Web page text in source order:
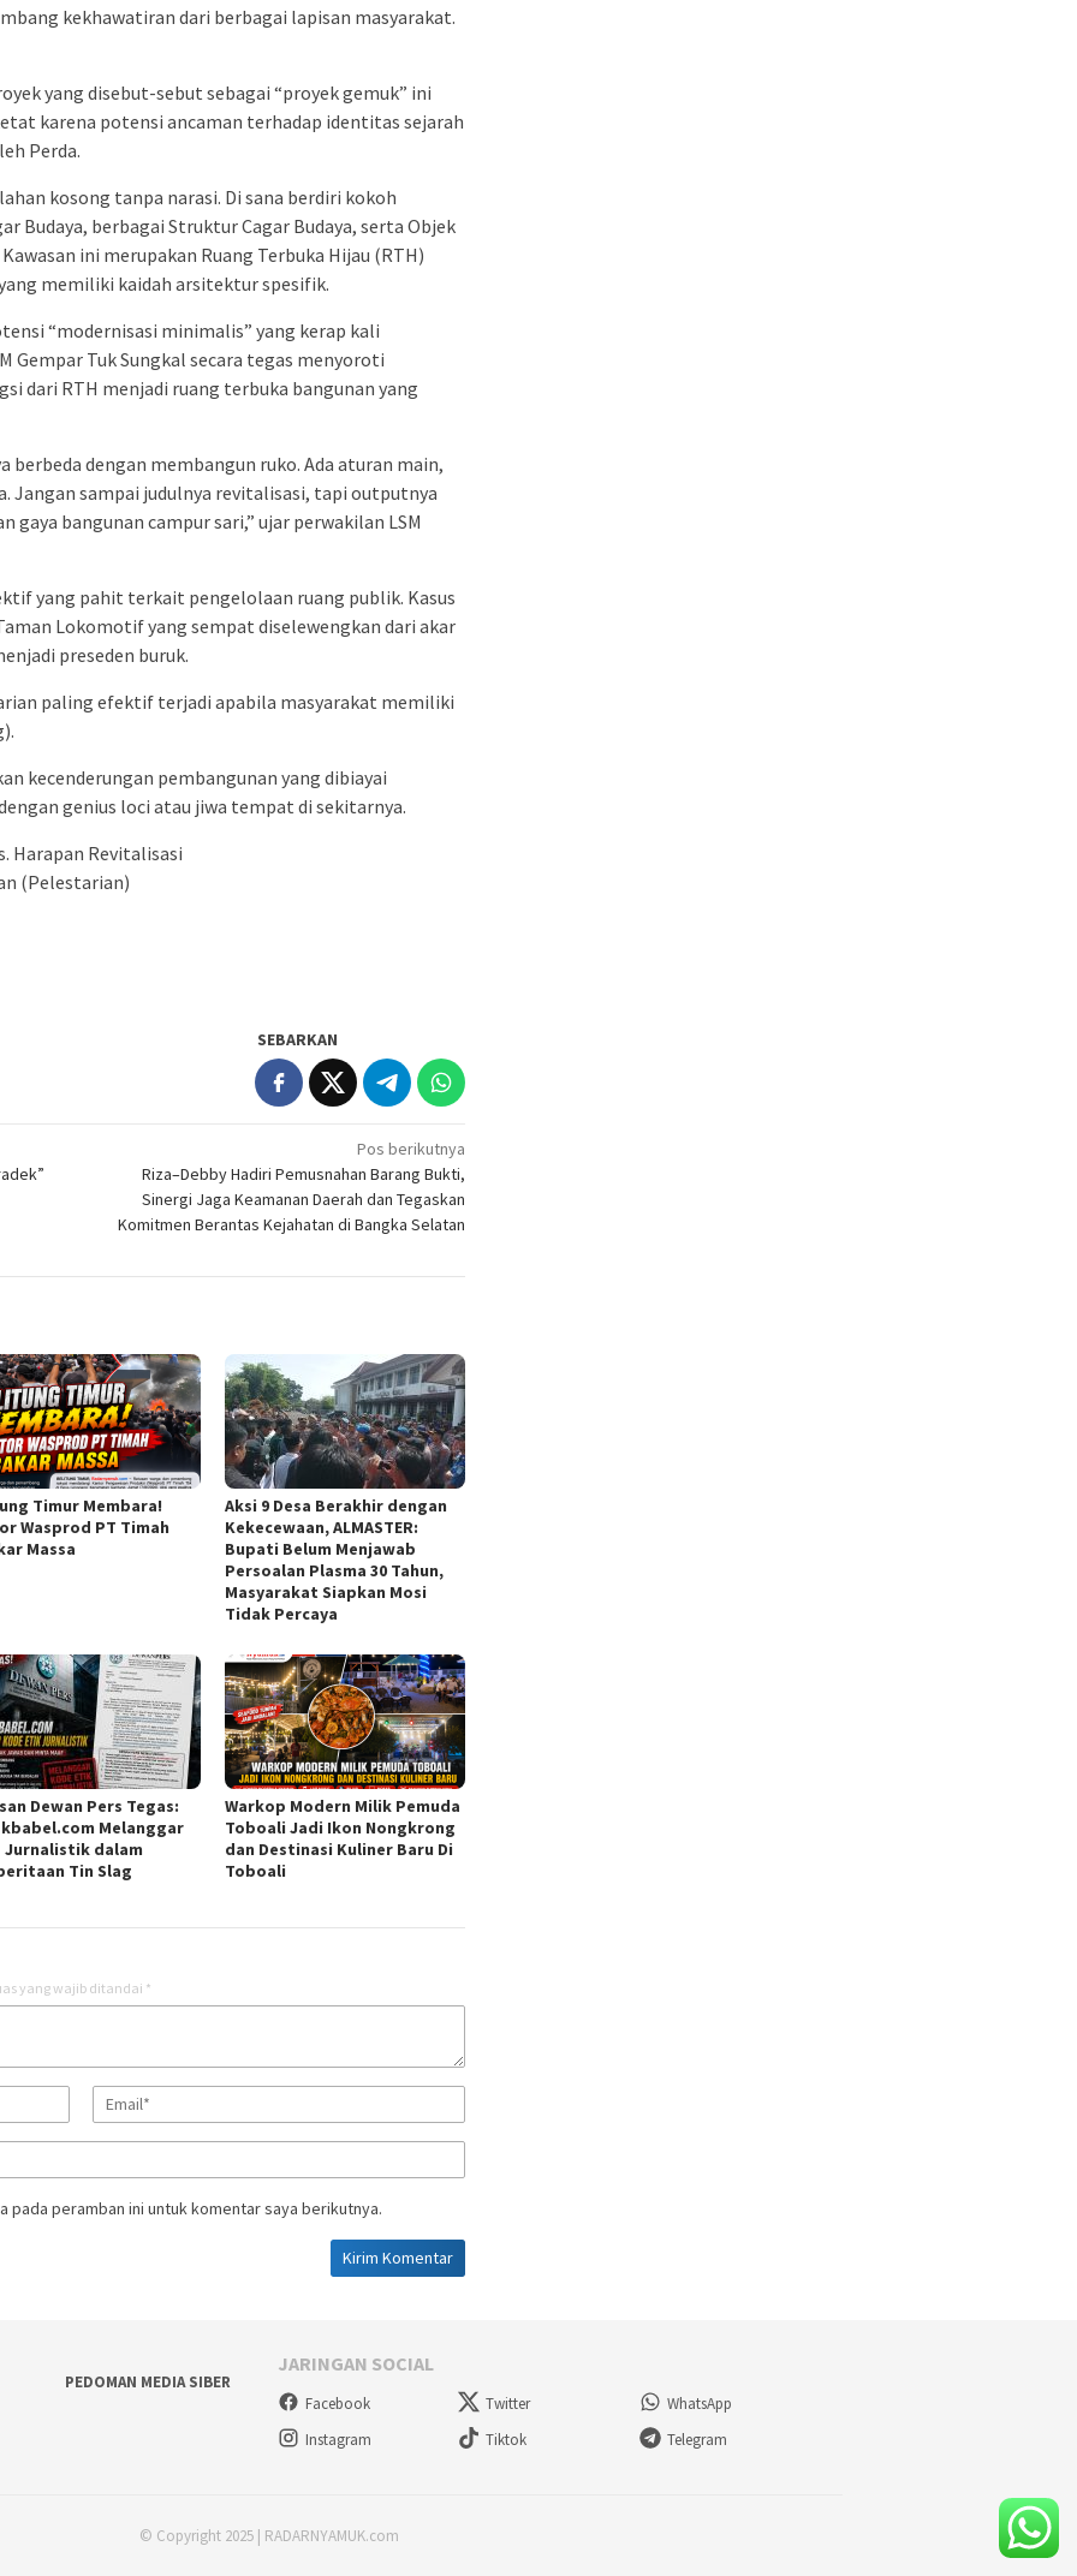
kekhawatiran dari berbagai lapisan masyarakat.
yang disebut-sebut sebagai “proyek gemuk” ini
karena potensi ancaman terhadap identitas sejarah
Perda.
kosong tanpa narasi. Di sana berdiri kokoh
Budaya, berbagai Struktur Cagar Budaya, serta Objek
ini merupakan Ruang Terbuka Hijau (RTH)
memiliki kaidah arsitektur spesifik.
“modernisasi minimalis” yang kerap kali
Gempar Tuk Sungkal secara tegas menyoroti
dari RTH menjadi ruang terbuka bangunan yang
berbeda dengan membangun ruko. Ada aturan main,
Jangan sampai judulnya revitalisasi, tapi outputnya
gaya bangunan campur sari,” ujar perwakilan LSM
yang pahit terkait pengelolaan ruang publik. Kasus
Lokomotif yang sempat diselewengkan dari akar
preseden buruk.
paling efektif terjadi apabila masyarakat memiliki
kecenderungan pembangunan yang dibiayai
genius loci atau jiwa tempat di sekitarnya.
Harapan Revitalisasi
(Pelestarian)
SEBARKAN
Pos berikutnya
Riza–Debby Hadiri Pemusnahan Barang Bukti,
Sinergi Jaga Keamanan Daerah dan Tegaskan
Komitmen Berantas Kejahatan di Bangka Selatan
Timur Membara!
Wasprod PT Timah
Massa
Aksi 9 Desa Berakhir dengan
Kekecewaan, ALMASTER:
Bupati Belum Menjawab
Persoalan Plasma 30 Tahun,
Masyarakat Siapkan Mosi
Tidak Percaya
Dewan Pers Tegas:
Melanggar
Jurnalistik dalam
Tin Slag
Warkop Modern Milik Pemuda
Toboali Jadi Ikon Nongkrong
dan Destinasi Kuliner Baru Di
Toboali
yang wajib ditandai *
pada peramban ini untuk komentar saya berikutnya.
PEDOMAN MEDIA SIBER
JARINGAN SOCIAL
Facebook Twitter
WhatsApp
Instagram
Tiktok Telegram
© Copyright 2025 | RADARNYAMUK.com